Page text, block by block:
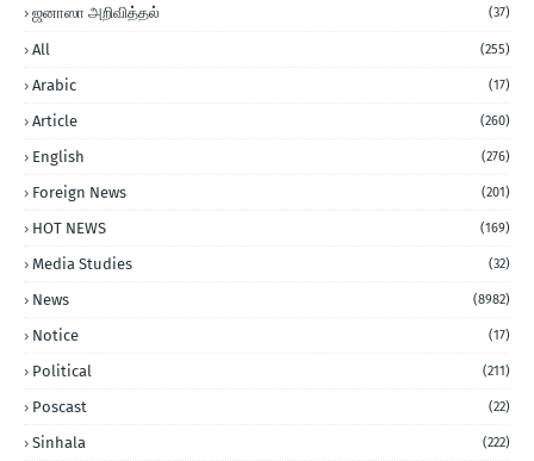
ஜனாஸா அறிவித்தல் (37)
All (255)
Arabic (17)
Article (260)
English (276)
Foreign News (201)
HOT NEWS (169)
Media Studies (32)
News (8982)
Notice (17)
Political (211)
Poscast (22)
Sinhala (222)